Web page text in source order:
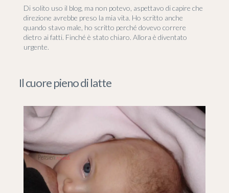
Di solito uso il blog, ma non potevo, aspettavo di capire che
direzione avrebbe preso la mia vita. Ho scritto anche
quando stavo male, ho scritto perché dovevo correre
dietro ai fatti. Finché è stato chiaro. Allora è diventato
urgente.
Il cuore pieno di latte